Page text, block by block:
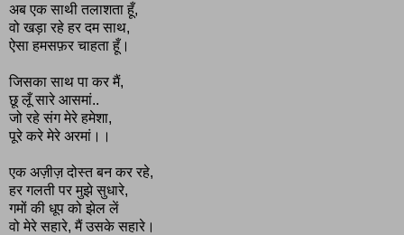
अब एक साथी तलाशता हूँ,
वो खड़ा रहे हर दम साथ,
ऐसा हमसफ़र चाहता हूँ।
जिसका साथ पा कर मैं,
छू लूँ सारे आसमां..
जो रहे संग मेरे हमेशा,
पूरे करे मेरे अरमां।।
एक अज़ीज़ दोस्त बन कर रहे,
हर गलती पर मुझे सुधारे,
गमों की धूप को झेल लें
वो मेरे सहारे, मैं उसके सहारे।